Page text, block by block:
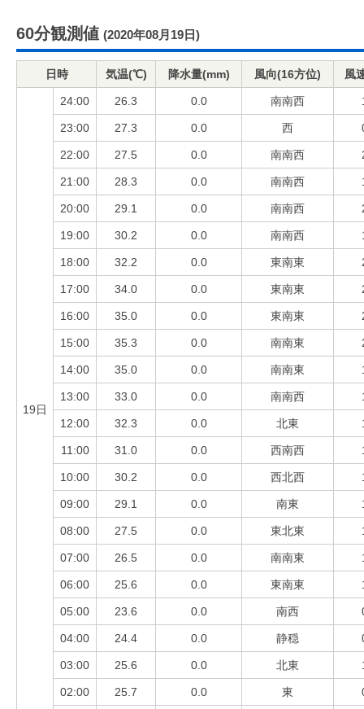
60分観測値 (2020年08月19日)
日時 気温(℃) 降水量(mm) 風向(16方位) 風
19日
24:00 26.3 0.0 南南西
23:00 27.3 0.0 西
22:00 27.5 0.0 南南西
21:00 28.3 0.0 南南西
20:00 29.1 0.0 南南西
19:00 30.2 0.0 南南西
18:00 32.2 0.0 東南東
17:00 34.0 0.0 東南東
16:00 35.0 0.0 東南東
15:00 35.3 0.0 南南東
14:00 35.0 0.0 南南東
13:00 33.0 0.0 南南西
12:00 32.3 0.0 北東
11:00 31.0 0.0 西南西
10:00 30.2 0.0 西北西
09:00 29.1 0.0 南東
08:00 27.5 0.0 東北東
07:00 26.5 0.0 南南東
06:00 25.6 0.0 東南東
05:00 23.6 0.0 南西
04:00 24.4 0.0 静穏
03:00 25.6 0.0 北東
02:00 25.7 0.0 東